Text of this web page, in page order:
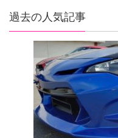
過去の人気記事